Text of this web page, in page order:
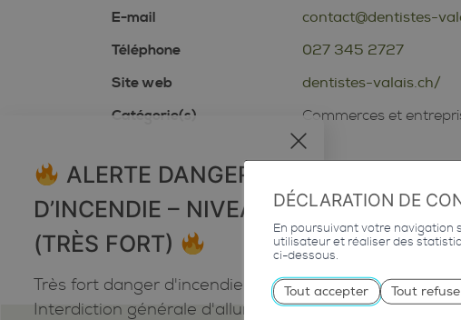
E-mail
contact@dentistes-
Téléphone
027 345 2727
Site web
dentistes-valais.ch/
Catégorie(s)
Commerces et
x
ALERTE DANGER
D’INCENDIE – NIVEAU 5
(TRÈS FORT)
Très fort danger d'incendie
Interdiction générale d'allumer du
DÉCLARATION DE
En poursuivant votre navigation
utilisateur et réaliser des
ci-dessous.
Tout accepter Tout